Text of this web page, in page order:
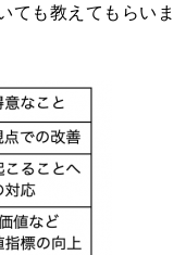
ても教えてもらいま